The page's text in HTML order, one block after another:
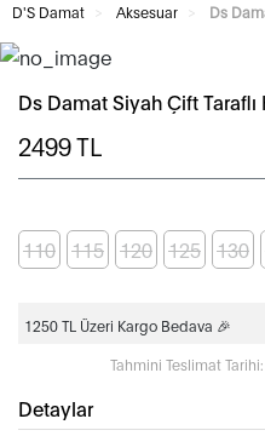
D'S Damat Aksesuar Ds
Ds Damat Siyah Çift Taraflı
2499TL
110 115 120 125 130
1250 TL Üzeri Kargo Bedava 🎉
Tahmini Teslimat Tarihi:
Detaylar